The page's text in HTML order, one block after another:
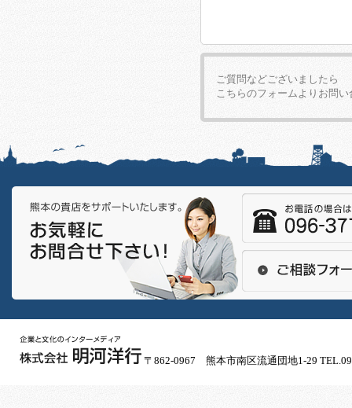
ご質問などございましたら
こちらのフォームよりお問
〒862-0967 熊本市南区流通団地1-29